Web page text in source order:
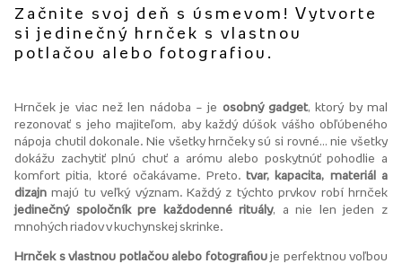
Začnite svoj deň s úsmevom! Vytvorte
si jedinečný hrnček s vlastnou
potlačou alebo fotografiou.
Hrnček je viac než len nádoba – je osobný gadget , ktorý by mal
rezonovať s jeho majiteľom, aby každý dúšok vášho obľúbeného
nápoja chutil dokonale. Nie všetky hrnčeky sú si rovné… nie všetky
dokážu zachytiť plnú chuť a arómu alebo poskytnúť pohodlie a
komfort pitia, ktoré očakávame. Preto. tvar, kapacita, materiál a
dizajn majú tu veľký význam. Každý z týchto prvkov robí hrnček
jedinečný spoločník pre každodenné rituály, a nie len jeden z
mnohých riadov v kuchynskej skrinke.
Hrnček s vlastnou potlačou alebo fotografiouje perfektnou voľbou